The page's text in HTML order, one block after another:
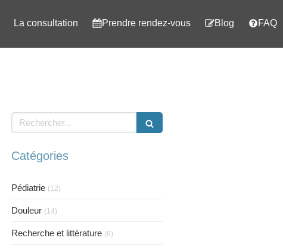
La consultation Prendre rendez-vous Blog FAQ
Rechercher
Catégories
Pédiatrie (12)
Douleur (14)
Recherche et littérature (6)